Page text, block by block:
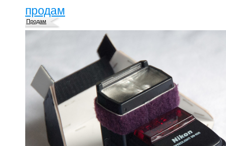
продам
Продам